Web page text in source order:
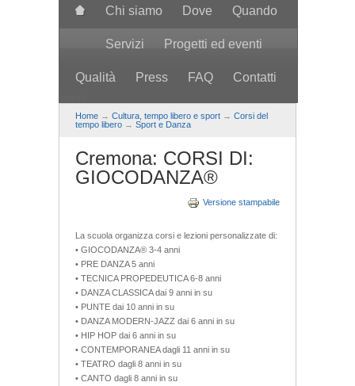
Chi siamo Dove Quando
Servizi Progetti ed eventi
Qualità Press FAQ Contatti
Home → Cultura, tempo libero e sport → Corsi del
tempo libero → Sport e Danza
Cremona: CORSI DI:
GIOCODANZA®
Versione stampabile
La scuola organizza corsi e lezioni personalizzate di:
• GIOCODANZA® 3-4 anni
• PRE DANZA 5 anni
• TECNICA PROPEDEUTICA 6-8 anni
• DANZA CLASSICA dai 9 anni in su
• PUNTE dai 10 anni in su
• DANZA MODERN-JAZZ dai 6 anni in su
• HIP HOP dai 6 anni in su
• CONTEMPORANEA dagli 11 anni in su
• TEATRO dagli 8 anni in su
• CANTO dagli 8 anni in su